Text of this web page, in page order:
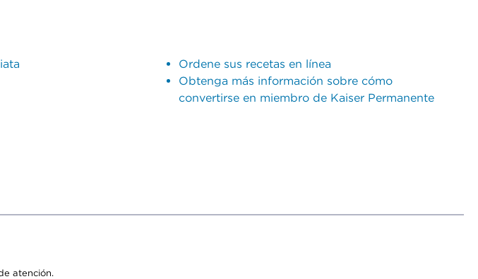
Ordene sus recetas en línea
Obtenga más información sobre cómo
convertirse en miembro de Kaiser Permanente
atención.